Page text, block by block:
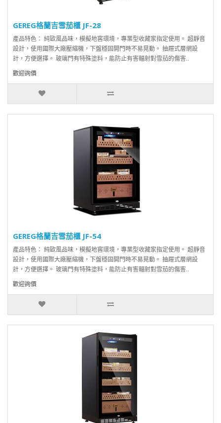
GEREG格蘭吉雪茄櫃 JF-28
產品特色： 純歐風品味，模擬地窖環境，專業型收藏家指定使用。 超靜音
設計，使用國際大廠壓縮機，下盤穩固開門時不易晃動。 抽屜式層網設
計，方便選擇。 玻璃門有特殊塗料，能防止有害輻射對雪茄的傷害..
歡迎詢價
GEREG格蘭吉雪茄櫃 JF-54
產品特色： 純歐風品味，模擬地窖環境，專業型收藏家指定使用。 超靜音
設計，使用國際大廠壓縮機，下盤穩固開門時不易晃動。 抽屜式層網設
計，方便選擇。 玻璃門有特殊塗料，能防止有害輻射對雪茄的傷害..
歡迎詢價